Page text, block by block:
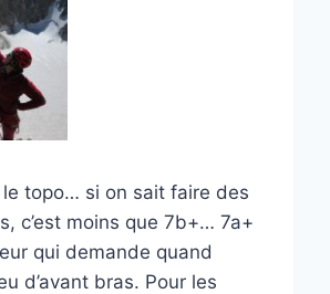
le topo… si on sait faire des
c’est moins que 7b+… 7a+
qui demande quand
d’avant bras. Pour les